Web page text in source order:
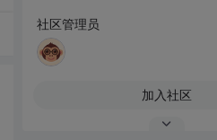
社区管理员
加入社区